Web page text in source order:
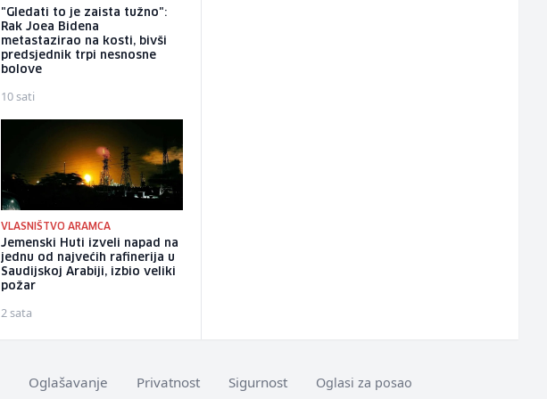
"Gledati to je zaista tužno":
Rak Joea Bidena
metastazirao na kosti, bivši
predsjednik trpi nesnosne
bolove
10 sati
VLASNIŠTVO ARAMCA
Jemenski Huti izveli napad na
jednu od najvećih rafinerija u
Saudijskoj Arabiji, izbio veliki
požar
2 sata
Oglašavanje Privatnost Sigurnost Oglasi za posao